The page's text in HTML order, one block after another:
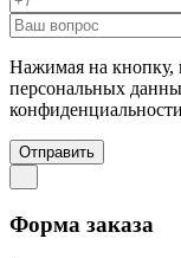
Нажимая на кнопку,
персональных
конфиденциальности
Отправить
Форма заказа